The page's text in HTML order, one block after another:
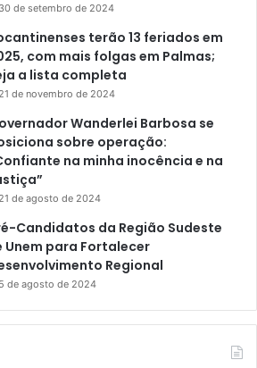
30 de setembro de 2024
terão 13 feriados em
com mais folgas em Palmas;
a lista completa
21 de novembro de 2024
Wanderlei Barbosa se
sobre operação:
na minha inocência e na
21 de agosto de 2024
Candidatos da Região Sudeste
Unem para Fortalecer
Regional
5 de agosto de 2024